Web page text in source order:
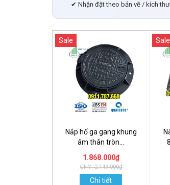
✔ Nhận đặt theo bản vẽ / kích
Sale
Nắp hố ga gang khung
âm thân tròn...
1.868.000₫
GNY: 2.149.000₫
Chi tiết
Sale